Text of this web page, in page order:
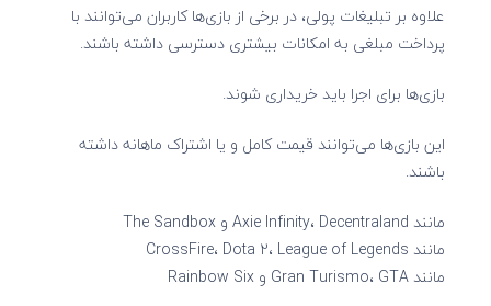
علاوه بر تبلیغات پولی، در برخی از بازی‌ها کاربران می‌توانند با
پرداخت مبلغی به امکانات بیشتری دسترسی داشته باشند.
بازی‌ها برای اجرا باید خریداری شوند.
این بازی‌ها می‌توانند قیمت کامل و یا اشتراک ماهانه داشته
باشند.
مانند Axie Infinity، Decentraland و The Sandbox
مانند CrossFire، Dota 2، League of Legends
مانند Gran Turismo، GTA و Rainbow Six